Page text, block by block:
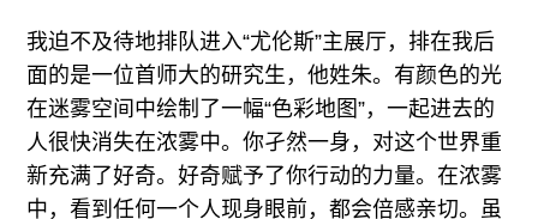
我迫不及待地排队进入“尤伦斯”主展厅，排在我后
面的是一位首师大的研究生，他姓朱。有颜色的光
在迷雾空间中绘制了一幅“色彩地图”，一起进去的
人很快消失在浓雾中。你孑然一身，对这个世界重
新充满了好奇。好奇赋予了你行动的力量。在浓雾
中，看到任何一个人现身眼前，都会倍感亲切。虽